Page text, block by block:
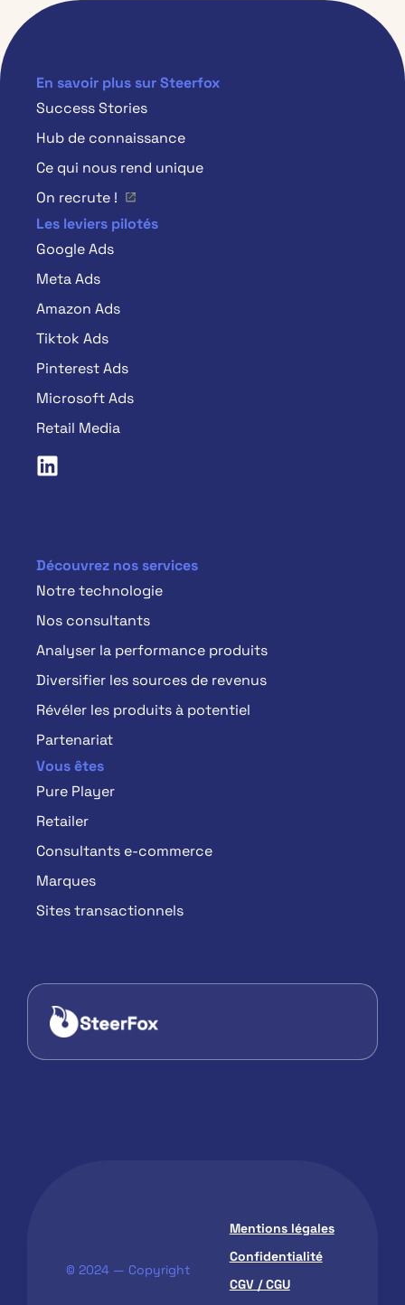
En savoir plus sur Steerfox
Success Stories
Hub de connaissance
Ce qui nous rend unique
On recrute !
Les leviers pilotés
Google Ads
Meta Ads
Amazon Ads
Tiktok Ads
Pinterest Ads
Microsoft Ads
Retail Media
Découvrez nos services
Notre technologie
Nos consultants
Analyser la performance produits
Diversifier les sources de revenus
Révéler les produits à potentiel
Partenariat
Vous êtes
Pure Player
Retailer
Consultants e-commerce
Marques
Sites transactionnels
© 2024 — Copyright
Mentions légales
Confidentialité
CGV / CGU